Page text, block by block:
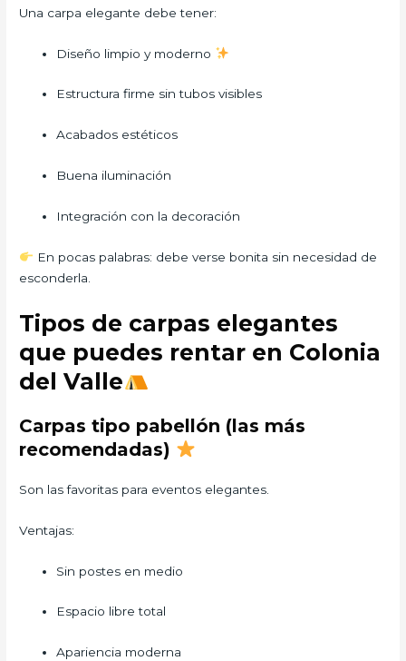
Una carpa elegante debe tener:
Diseño limpio y moderno
Estructura firme sin tubos visibles
Acabados estéticos
Buena iluminación
Integración con la decoración
En pocas palabras: debe verse bonita sin necesidad de
esconderla.
Tipos de carpas elegantes
que puedes rentar en Colonia
del Valle
Carpas tipo pabellón (las más
recomendadas)
Son las favoritas para eventos elegantes.
Ventajas:
Sin postes en medio
Espacio libre total
Apariencia moderna